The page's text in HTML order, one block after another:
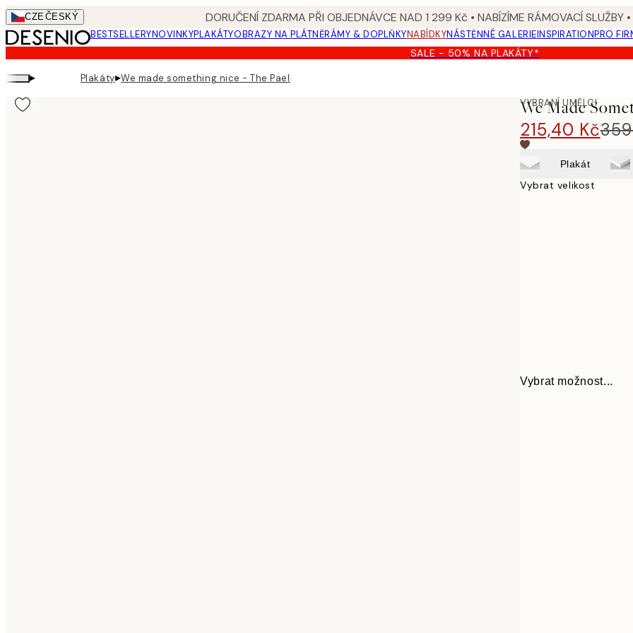
Skip
to
main
content.
CZEČESKÝ DORUČENÍ ZDARMA PŘI OBJEDNÁVCE NAD 1 299 Kč • NABÍZÍME RÁMOVACÍ SLUŽBY
BESTSELLERYNOVINKYPLAKÁTYOBRAZY NA PLÁTNĚRÁMY & DOPLŇKYNABÍDKYNÁSTĚNNÉ GALERIEINSPIRATIONPRO
SALE - 50% NA PLAKÁTY*
▸ Plakáty▸We made something nice - The Paella Plakát
VYBRANÍ UMĚLCI
We Made
215,40 Kč
Plakát
Vybrat velikost
Vybrat možnost...